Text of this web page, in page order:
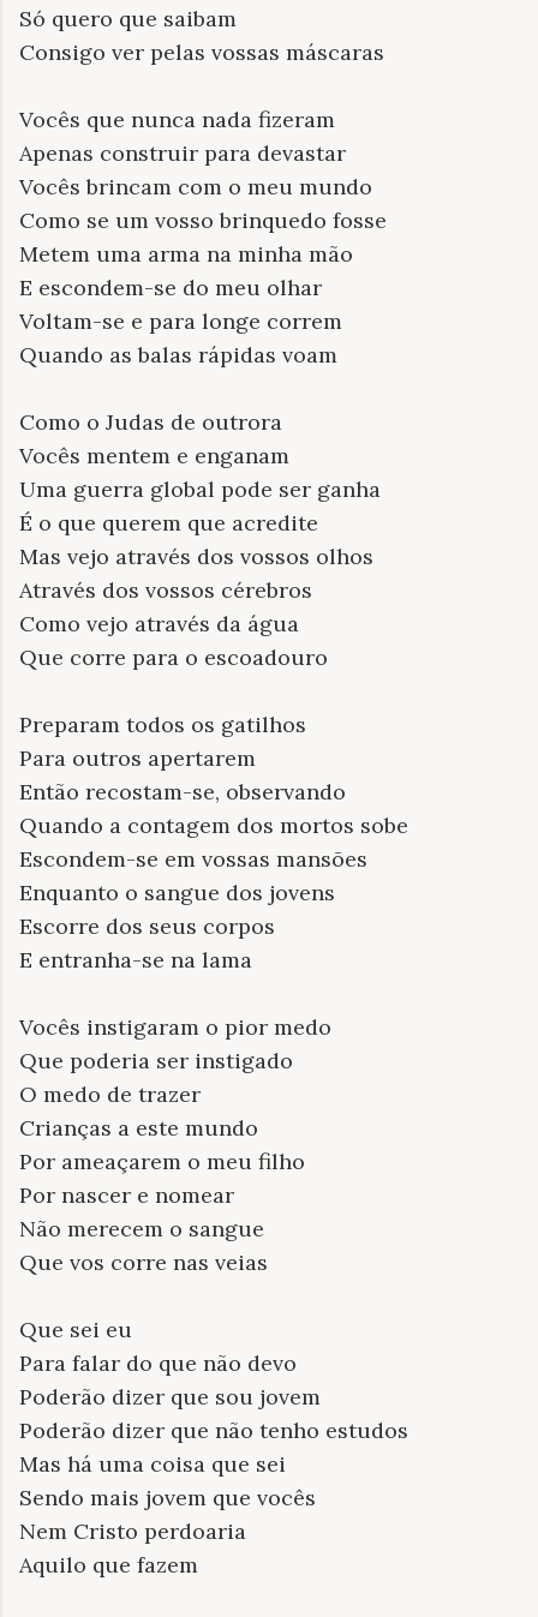
Só quero que saibam
Consigo ver pelas vossas máscaras
Vocês que nunca nada fizeram
Apenas construir para devastar
Vocês brincam com o meu mundo
Como se um vosso brinquedo fosse
Metem uma arma na minha mão
E escondem-se do meu olhar
Voltam-se e para longe correm
Quando as balas rápidas voam
Como o Judas de outrora
Vocês mentem e enganam
Uma guerra global pode ser ganha
É o que querem que acredite
Mas vejo através dos vossos olhos
Através dos vossos cérebros
Como vejo através da água
Que corre para o escoadouro
Preparam todos os gatilhos
Para outros apertarem
Então recostam-se, observando
Quando a contagem dos mortos sobe
Escondem-se em vossas mansões
Enquanto o sangue dos jovens
Escorre dos seus corpos
E entranha-se na lama
Vocês instigaram o pior medo
Que poderia ser instigado
O medo de trazer
Crianças a este mundo
Por ameaçarem o meu filho
Por nascer e nomear
Não merecem o sangue
Que vos corre nas veias
Que sei eu
Para falar do que não devo
Poderão dizer que sou jovem
Poderão dizer que não tenho estudos
Mas há uma coisa que sei
Sendo mais jovem que vocês
Nem Cristo perdoaria
Aquilo que fazem